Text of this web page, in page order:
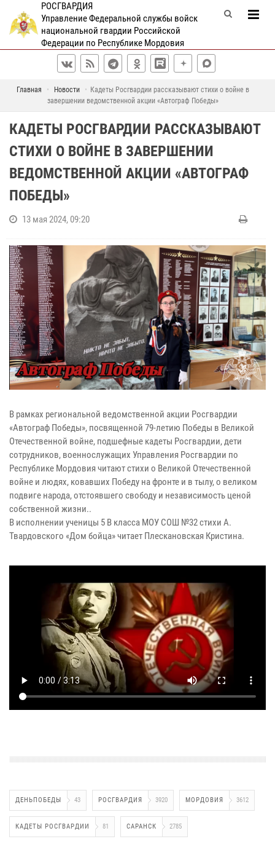
РОСГВАРДИЯ
Управление Федеральной службы войск
национальной гвардии Российской
Федерации по Республике Мордовия
Главная Новости
Кадеты Росгвардии рассказывают стихи о войне в
завершении ведомственной акции «Автограф Победы»
КАДЕТЫ РОСГВАРДИИ РАССКАЗЫВАЮТ
СТИХИ О ВОЙНЕ В ЗАВЕРШЕНИИ
ВЕДОМСТВЕННОЙ АКЦИИ «АВТОГРАФ
ПОБЕДЫ»
13 мая 2024, 09:20
В рамках региональной ведомственной акции Росгвардии
«Автограф Победы», посвященной 79-летию Победы в Великой
Отечественной войне, подшефные кадеты Росгвардии, дети
сотрудников, военнослужащих Управления Росгвардии по
Республике Мордовия читают стихи о Великой Отечественной
войне и людях, ковавших Победу на фронте и в тылу, о великом
подвиге народа, отстоявшего свободу и независимость ценой
собственной жизни..
В исполнении ученицы 5 В класса МОУ СОШ №32 стихи А.
Твардовского «Дом бойца» читает Плескановская Кристина.
ДЕНЬПОБЕДЫ 43 РОСГВАРДИЯ 3920 МОРДОВИЯ 3612
КАДЕТЫ РОСГВАРДИИ 81 САРАНСК 2785